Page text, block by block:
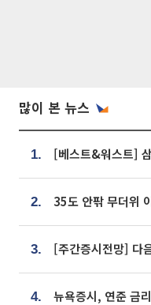
많이 본 뉴스
1.
2.
3.
4.